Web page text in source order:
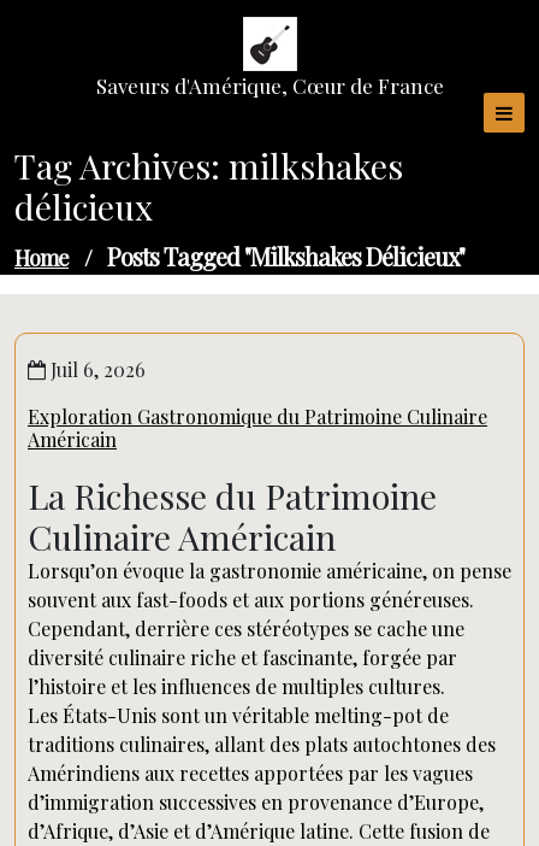
Saveurs d'Amérique, Cœur de France
Tag Archives: milkshakes
délicieux
Home / Posts Tagged "milkshakes Délicieux"
Juil 6, 2026
Exploration Gastronomique du Patrimoine Culinaire
Américain
La Richesse du Patrimoine
Culinaire Américain
Lorsqu’on évoque la gastronomie américaine, on pense
souvent aux fast-foods et aux portions généreuses.
Cependant, derrière ces stéréotypes se cache une
diversité culinaire riche et fascinante, forgée par
l’histoire et les influences de multiples cultures.
Les États-Unis sont un véritable melting-pot de
traditions culinaires, allant des plats autochtones des
Amérindiens aux recettes apportées par les vagues
d’immigration successives en provenance d’Europe,
d’Afrique, d’Asie et d’Amérique latine. Cette fusion de